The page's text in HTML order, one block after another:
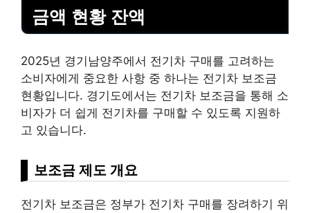
금액 현황 잔액
2025년 경기남양주에서 전기차 구매를 고려하는
소비자에게 중요한 사항 중 하나는 전기차 보조금
현황입니다. 경기도에서는 전기차 보조금을 통해 소
비자가 더 쉽게 전기차를 구매할 수 있도록 지원하
고 있습니다.
보조금 제도 개요
전기차 보조금은 정부가 전기차 구매를 장려하기 위